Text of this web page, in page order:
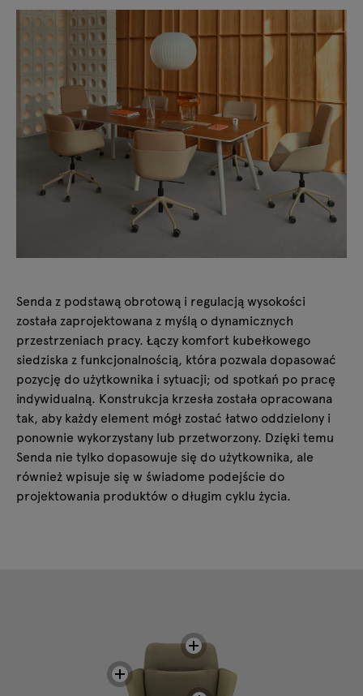
Senda z podstawą obrotową i regulacją wysokości
została zaprojektowana z myślą o dynamicznych
przestrzeniach pracy. Łączy komfort kubełkowego
siedziska z funkcjonalnością, która pozwala dopasować
pozycję do użytkownika i sytuacji; od spotkań po pracę
indywidualną. Konstrukcja krzesła została opracowana
tak, aby każdy element mógł zostać łatwo oddzielony i
ponownie wykorzystany lub przetworzony. Dzięki temu
Senda nie tylko dopasowuje się do użytkownika, ale
również wpisuje się w świadome podejście do
projektowania produktów o długim cyklu życia.